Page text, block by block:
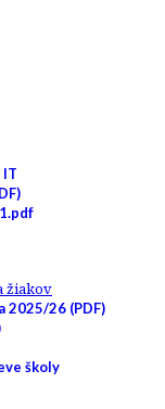
IT
žiakov
2025/26 (PDF)
školy